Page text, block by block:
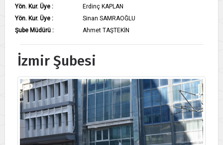
Yön. Kur. Üye :
Erdinç KAPLAN
Yön. Kur. Üye :
Sinan SAMRAOĞLU
Şube Müdürü :
Ahmet TAŞTEKİN
İzmir Şubesi